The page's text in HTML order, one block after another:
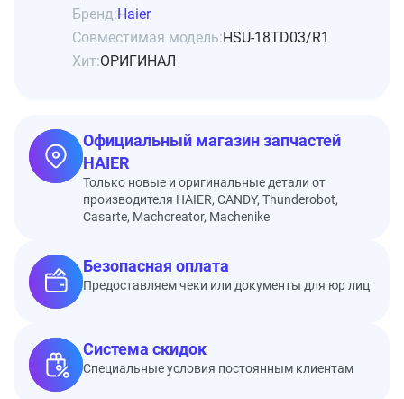
Бренд:Haier
Совместимая модель:HSU-18TD03/R1
Хит:ОРИГИНАЛ
Официальный магазин запчастей
HAIER
Только новые и оригинальные детали от
производителя HAIER, CANDY, Thunderobot,
Casarte, Machcreator, Machenike
Безопасная оплата
Предоставляем чеки или документы для юр лиц
Система скидок
Специальные условия постоянным клиентам